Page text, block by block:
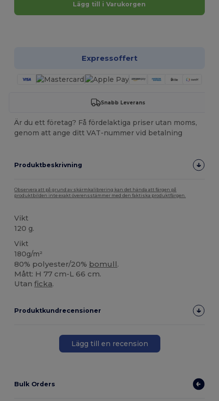
Lägg till i Varukorgen
Expressoffert
Snabb Leverans
Är du ett företag? Få fördelaktiga priser utan moms,
genom att ange ditt VAT-nummer vid betalning
Produktbeskrivning
Observera att på grund av skärmkalibrering kan det hända att färgen på
produktbilden inte exakt överensstämmer med den faktiska produktfärgen.
Vikt
120 g.
Vikt
180g/m²
80% polyester/20% bomull.
Mått: H 77 cm-L 66 cm.
Utanficka.
Produktkundrecensioner
Lägg till en recension
Bulk Orders